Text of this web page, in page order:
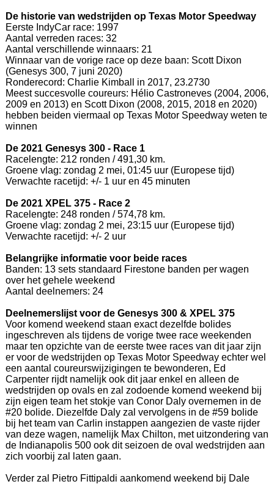
De historie van wedstrijden op Texas Motor Speedway
Eerste IndyCar race: 1997
Aantal verreden races: 32
Aantal verschillende winnaars: 21
Winnaar van de vorige race op deze baan: Scott Dixon
(Genesys 300, 7 juni 2020)
Ronderecord: Charlie Kimball in 2017, 23.2730
Meest succesvolle coureurs: Hélio Castroneves (2004, 2006,
2009 en 2013) en Scott Dixon (2008, 2015, 2018 en 2020)
hebben beiden viermaal op Texas Motor Speedway weten te
winnen
De 2021 Genesys 300 - Race 1
Racelengte: 212 ronden / 491,30 km.
Groene vlag: zondag 2 mei, 01:45 uur (Europese tijd)
Verwachte racetijd: +/- 1 uur en 45 minuten
De 2021 XPEL 375 - Race 2
Racelengte: 248 ronden / 574,78 km.
Groene vlag: zondag 2 mei, 23:15 uur (Europese tijd)
Verwachte racetijd: +/- 2 uur
Belangrijke informatie voor beide races
Banden: 13 sets standaard Firestone banden per wagen
over het gehele weekend
Aantal deelnemers: 24
Deelnemerslijst voor de Genesys 300 & XPEL 375
Voor komend weekend staan exact dezelfde bolides
ingeschreven als tijdens de vorige twee race weekenden
maar ten opzichte van de eerste twee races van dit jaar zijn
er voor de wedstrijden op Texas Motor Speedway echter wel
een aantal coureurswijzigingen te bewonderen, Ed
Carpenter rijdt namelijk ook dit jaar enkel en alleen de
wedstrijden op ovals en zal zodoende komend weekend bij
zijn eigen team het stokje van Conor Daly overnemen in de
#20 bolide. Diezelfde Daly zal vervolgens in de #59 bolide
bij het team van Carlin instappen aangezien de vaste rijder
van deze wagen, namelijk Max Chilton, met uitzondering van
de Indianapolis 500 ook dit seizoen de oval wedstrijden aan
zich voorbij zal laten gaan.
Verder zal Pietro Fittipaldi aankomend weekend bij Dale